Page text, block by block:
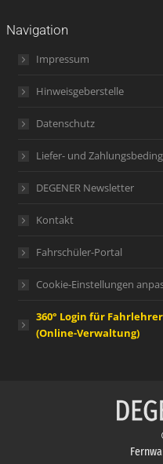
Navigation
Impressum
Hinweisgeberstelle
Datenschutz
Liefer- und
DEGENER Newsletter
Kontakt
Fahrschüler-Portal
Cookie-Einstellungen
360° Login für Fahrlehrer
(Online-Verwaltung)